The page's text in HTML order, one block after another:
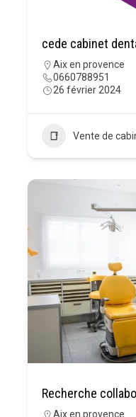
cede cabinet
Aix en provence
0660788951
26 février 2024
Vente de
Recherche
Aix en provence